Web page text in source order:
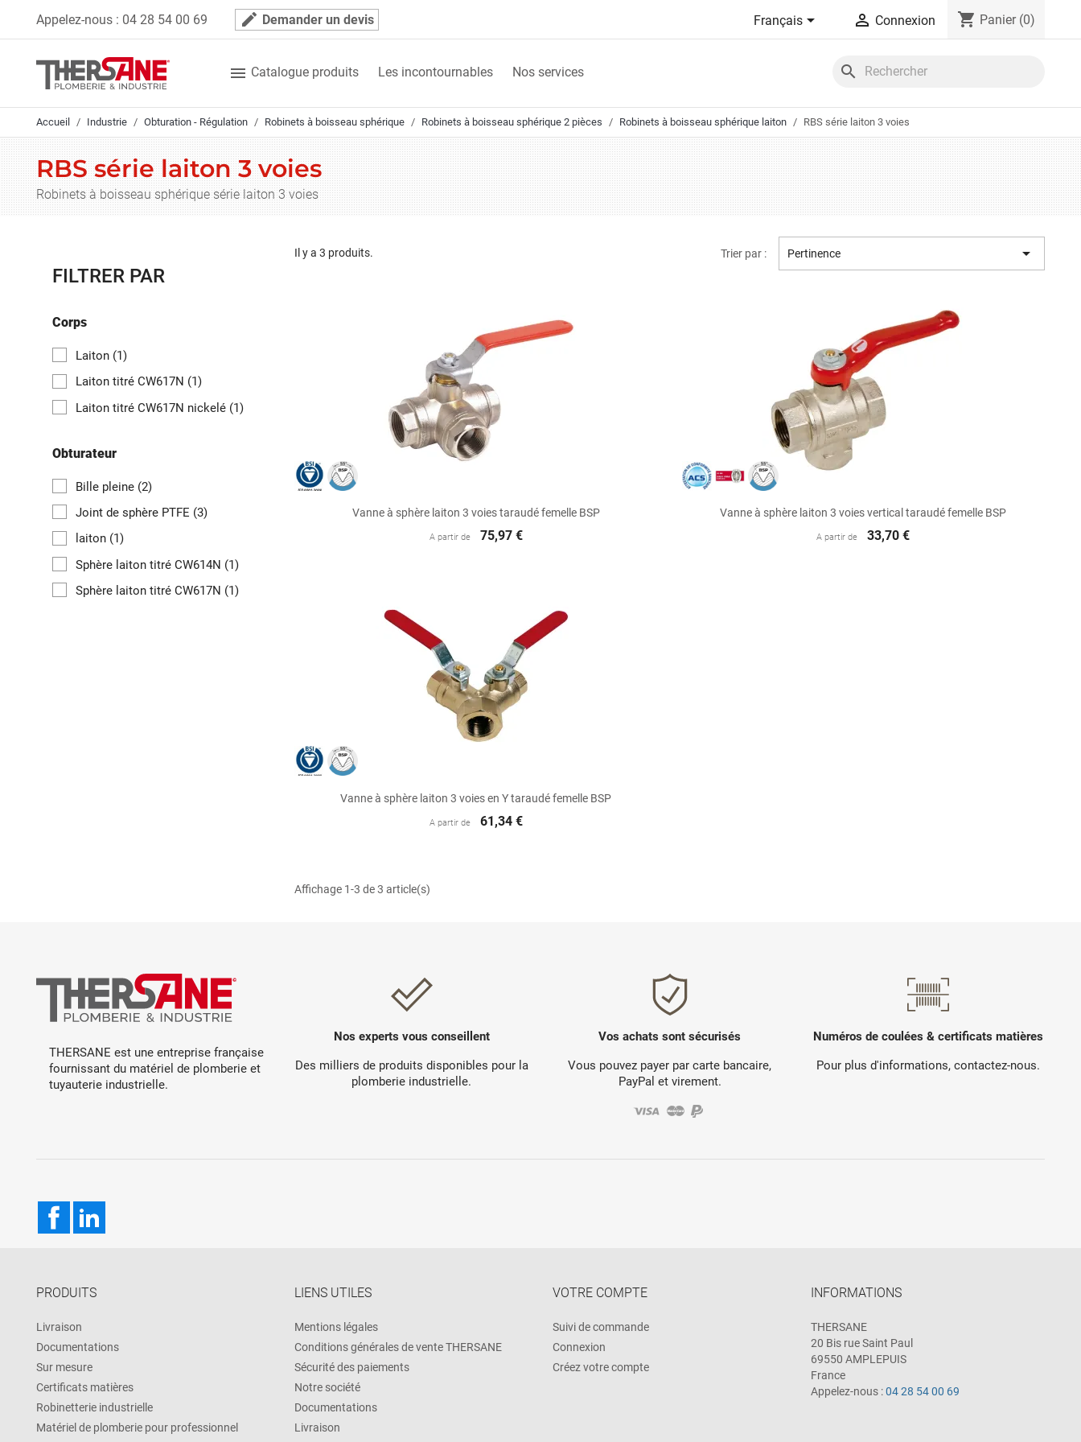
Appelez-nous : 04 28 54 00 69 mode_edit Demander un devis Français  Connexion shopping_cart Panier (0)
 Catalogue produits Les incontournables Nos services search
Accueil Industrie Obturation - Régulation Robinets à boisseau sphérique Robinets à boisseau sphérique 2 pièces Robinets à boisseau sphérique laiton RBS série laiton 3 voies
RBS série laiton 3 voies
Robinets à boisseau sphérique série laiton 3 voies
FILTRER PAR
Corps
Laiton (1)
Laiton titré CW617N (1)
Laiton titré CW617N nickelé (1)
Obturateur
Bille pleine (2)
Joint de sphère PTFE (3)
laiton (1)
Sphère laiton titré CW614N (1)
Sphère laiton titré CW617N (1)
Il y a 3 produits. Trier par : Pertinence 
Aperçu rapide
Vanne à sphère laiton 3 voies taraudé femelle BSP
A partir de 75,97 €
Aperçu rapide
Vanne à sphère laiton 3 voies vertical taraudé femelle BSP
A partir de 33,70 €
Aperçu rapide
Vanne à sphère laiton 3 voies en Y taraudé femelle BSP
A partir de 61,34 €
Affichage 1-3 de 3 article(s)
THERSANE est une entreprise française
fournissant du matériel de plomberie et
tuyauterie industrielle.
Nos experts vous conseillent
Des milliers de produits disponibles pour la
plomberie industrielle.
Vos achats sont sécurisés
Vous pouvez payer par carte bancaire,
PayPal et virement.
Numéros de coulées & certificats matières
Pour plus d'informations, contactez-nous.
Facebook
PRODUITS
Livraison
Documentations
Sur mesure
Certificats matières
Robinetterie industrielle
Matériel de plomberie pour professionnel
LIENS UTILES
Mentions légales
Conditions générales de vente THERSANE
Sécurité des paiements
Notre société
Documentations
Livraison
VOTRE COMPTE
Suivi de commande
Connexion
Créez votre compte
INFORMATIONS
THERSANE
20 Bis rue Saint Paul
69550 AMPLEPUIS
France
Appelez-nous :04 28 54 00 69